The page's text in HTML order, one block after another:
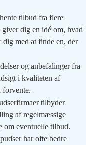
tilbud fra flere
dig en idé om, hvad
med at finde en, der
og anbefalinger fra
i kvaliteten af
forvente.
tilbyder
af regelmæssige
om eventuelle tilbud.
har ofte bedre